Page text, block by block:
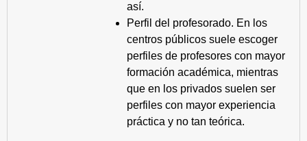
así.
Perfil del profesorado. En los
centros públicos suele escoger
perfiles de profesores con mayor
formación académica, mientras
que en los privados suelen ser
perfiles con mayor experiencia
práctica y no tan teórica.